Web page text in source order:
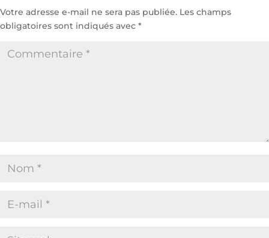
Votre adresse e-mail ne sera pas publiée. Les champs
obligatoires sont indiqués avec *